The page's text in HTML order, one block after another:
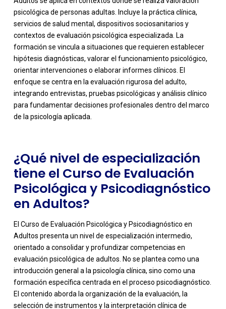
psicológica de personas adultas. Incluye la práctica clínica,
servicios de salud mental, dispositivos sociosanitarios y
contextos de evaluación psicológica especializada. La
formación se vincula a situaciones que requieren establecer
hipótesis diagnósticas, valorar el funcionamiento psicológico,
orientar intervenciones o elaborar informes clínicos. El
enfoque se centra en la evaluación rigurosa del adulto,
integrando entrevistas, pruebas psicológicas y análisis clínico
para fundamentar decisiones profesionales dentro del marco
de la psicología aplicada.
-
¿Qué nivel de especialización
tiene el Curso de Evaluación
Psicológica y Psicodiagnóstico
en Adultos?
El Curso de Evaluación Psicológica y Psicodiagnóstico en
Adultos presenta un nivel de especialización intermedio,
orientado a consolidar y profundizar competencias en
evaluación psicológica de adultos. No se plantea como una
introducción general a la psicología clínica, sino como una
formación específica centrada en el proceso psicodiagnóstico.
El contenido aborda la organización de la evaluación, la
selección de instrumentos y la interpretación clínica de
-